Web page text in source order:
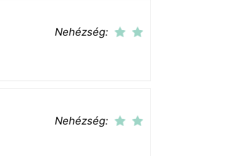
Nehézség:
Nehézség: